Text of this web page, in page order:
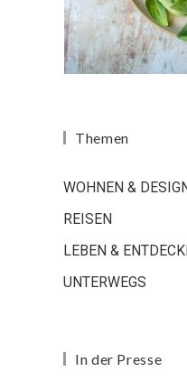
Themen
WOHNEN &
REISEN
LEBEN &
UNTERWEGS
In der Presse